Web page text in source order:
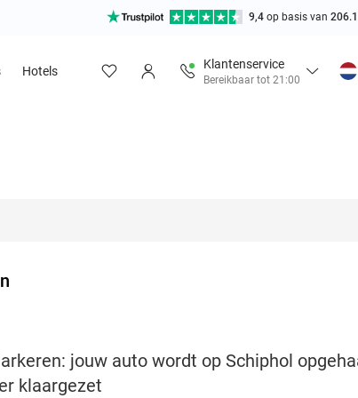
9,4 op basis van
Hotels
Klantenservice
Bereikbaar tot 21:00
jouw auto wordt op Schiphol
klaargezet